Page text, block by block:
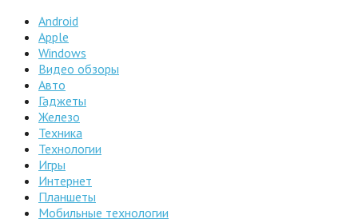
Android
Apple
Windows
Видео обзоры
Авто
Гаджеты
Железо
Техника
Технологии
Игры
Интернет
Планшеты
Мобильные технологии